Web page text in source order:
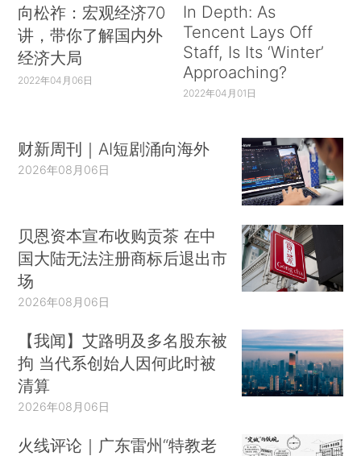
向松祚：宏观经济70
讲，带你了解国内外
经济大局
2022年04月06日
In Depth: As
Tencent Lays Off
Staff, Is Its ‘Winter’
Approaching?
2022年04月01日
财新周刊｜AI短剧涌向海外
2026年08月06日
贝恩资本宣布收购贡茶 在中
国大陆无法注册商标后退出市
场
2026年08月06日
【我闻】艾路明及多名股东被
拘 当代系创始人因何此时被
清算
2026年08月06日
火线评论｜广东雷州“特教老